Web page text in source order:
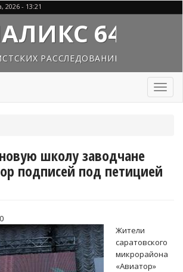
2026 - 13:21
64
РАССЛЕДОВАНИЙ
Toggle
школу заводчане
подписей под петицией
Жители
саратовского
микрорайона
«Авиатор»